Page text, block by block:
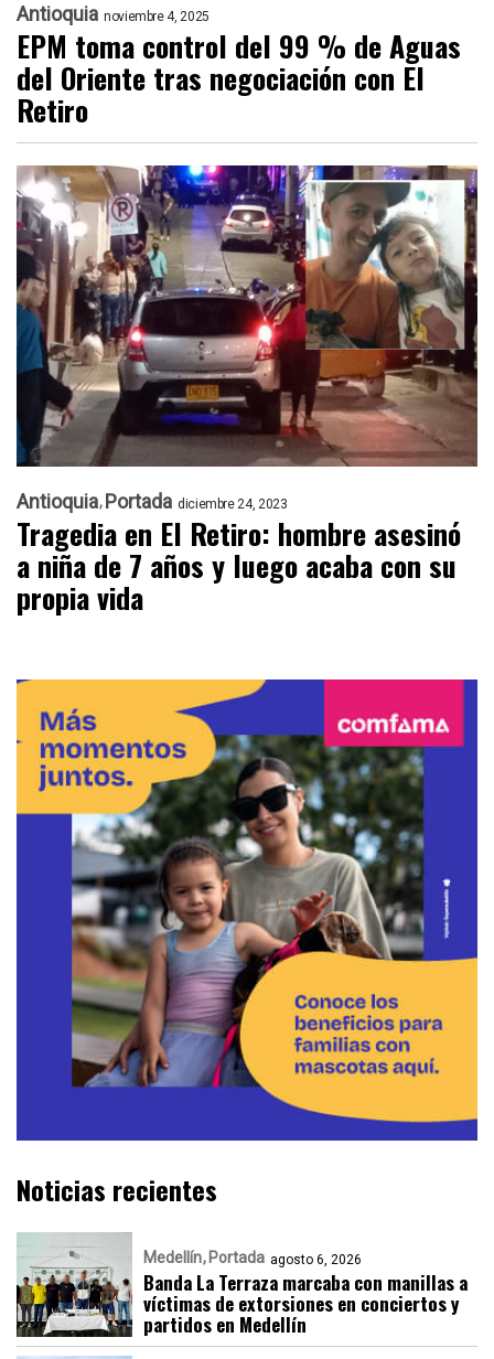
Antioquia noviembre 4, 2025
EPM toma control del 99 % de Aguas
del Oriente tras negociación con El
Retiro
Antioquia Portada diciembre 24, 2023
Tragedia en El Retiro: hombre asesinó
a niña de 7 años y luego acaba con su
propia vida
Noticias recientes
Medellín Portada agosto 6, 2026
Banda La Terraza marcaba con manillas a
víctimas de extorsiones en conciertos y
partidos en Medellín